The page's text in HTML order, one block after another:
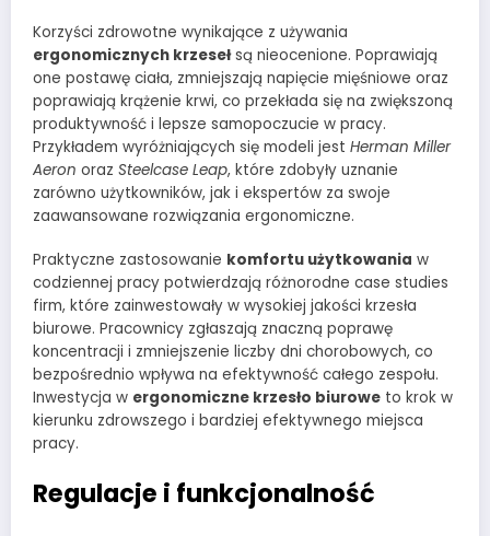
Korzyści zdrowotne wynikające z używania
ergonomicznych krzesełsą nieocenione. Poprawiają
one postawę ciała, zmniejszają napięcie mięśniowe oraz
poprawiają krążenie krwi, co przekłada się na zwiększoną
produktywność i lepsze samopoczucie w pracy.
Przykładem wyróżniających się modeli jest Herman Miller
Aeron oraz Steelcase Leap, które zdobyły uznanie
zarówno użytkowników, jak i ekspertów za swoje
zaawansowane rozwiązania ergonomiczne.
Praktyczne zastosowanie komfortu użytkowania w
codziennej pracy potwierdzają różnorodne case studies
firm, które zainwestowały w wysokiej jakości krzesła
biurowe. Pracownicy zgłaszają znaczną poprawę
koncentracji i zmniejszenie liczby dni chorobowych, co
bezpośrednio wpływa na efektywność całego zespołu.
Inwestycja w ergonomiczne krzesło biurowe to krok w
kierunku zdrowszego i bardziej efektywnego miejsca
pracy.
Regulacje i funkcjonalność